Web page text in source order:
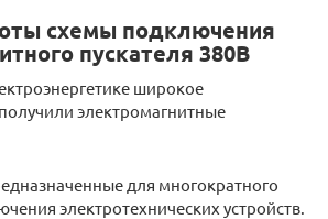
схемы подключения
пускателя 380В
широкое
электромагнитные
для многократного
электротехнических устройств.